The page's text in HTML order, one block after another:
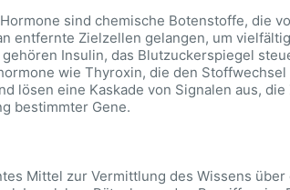
sind chemische Botenstoffe, die
entfernte Zielzellen gelangen, um
Insulin, das Blutzucker­spiegel
wie Thyroxin, die den
lösen eine Kaskade von Signalen aus,
bestimmter Gene.
Mittel zur Vermittlung des Wissens